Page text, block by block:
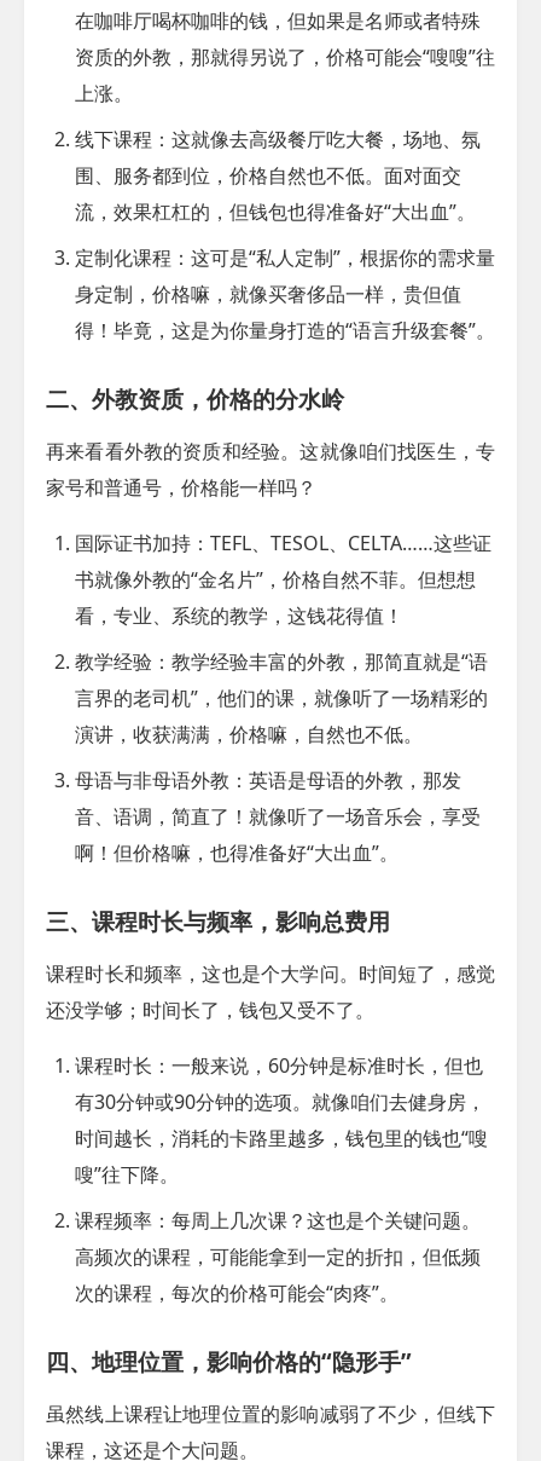
在咖啡厅喝杯咖啡的钱，但如果是名师或者特殊
资质的外教，那就得另说了，价格可能会“嗖嗖”往
上涨。
线下课程 ：这就像去高级餐厅吃大餐，场地、氛
围、服务都到位，价格自然也不低。面对面交
流，效果杠杠的，但钱包也得准备好“大出血”。
定制化课程 ：这可是“私人定制”，根据你的需求量
身定制，价格嘛，就像买奢侈品一样，贵但值
得！毕竟，这是为你量身打造的“语言升级套餐”。
二、外教资质，价格的分水岭
再来看看外教的资质和经验。这就像咱们找医生，专
家号和普通号，价格能一样吗？
国际证书加持 ：TEFL、TESOL、CELTA……这些证
书就像外教的“金名片”，价格自然不菲。但想想
看，专业、系统的教学，这钱花得值！
教学经验 ：教学经验丰富的外教，那简直就是“语
言界的老司机”，他们的课，就像听了一场精彩的
演讲，收获满满，价格嘛，自然也不低。
母语与非母语外教 ：英语是母语的外教，那发
音、语调，简直了！就像听了一场音乐会，享受
啊！但价格嘛，也得准备好“大出血”。
三、课程时长与频率，影响总费用
课程时长和频率，这也是个大学问。时间短了，感觉
还没学够；时间长了，钱包又受不了。
课程时长 ：一般来说，60分钟是标准时长，但也
有30分钟或90分钟的选项。就像咱们去健身房，
时间越长，消耗的卡路里越多，钱包里的钱也“嗖
嗖”往下降。
课程频率 ：每周上几次课？这也是个关键问题。
高频次的课程，可能能拿到一定的折扣，但低频
次的课程，每次的价格可能会“肉疼”。
四、地理位置，影响价格的“隐形手”
虽然线上课程让地理位置的影响减弱了不少，但线下
课程，这还是个大问题。